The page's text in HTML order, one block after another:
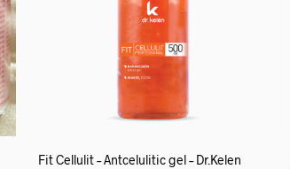
Fit Cellulit – Antcelulitic gel – Dr.Kelen